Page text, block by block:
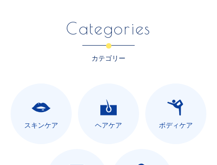
Categories
カテゴリー
スキンケア ヘアケア ボディケア